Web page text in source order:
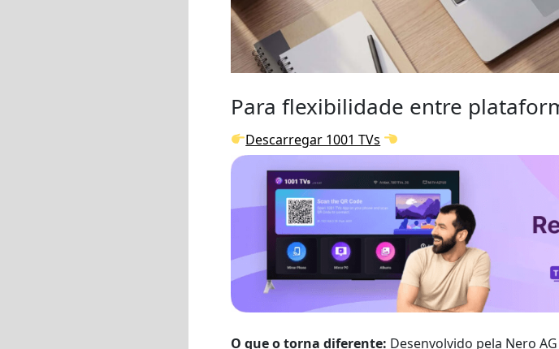
Para flexibilidade entre
Descarregar 1001 TVs
O que o torna diferente: Desenvolvido pela Nero